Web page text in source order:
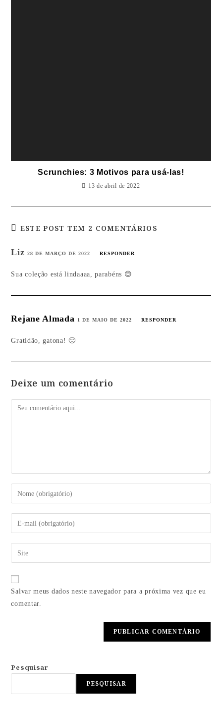
Scrunchies: 3 Motivos para usá-las!
13 de abril de 2022
ESTE POST TEM 2 COMENTÁRIOS
Liz28 DE MARÇO DE 2022 RESPONDER
Sua coleção está lindaaaa, parabéns 😊
Rejane Almada 1 DE MAIO DE 2022 RESPONDER
Gratidão, gatona! 🙂
Deixe um comentário
Salvar meus dados neste navegador para a próxima vez que eu
comentar.
Pesquisar
PESQUISAR